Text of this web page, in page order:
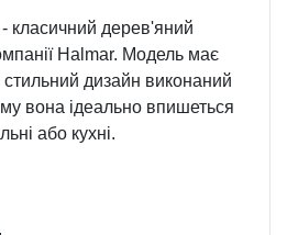
класичний дерев'яний
Halmar. Модель має
дизайн виконаний
вона ідеально впишеться
або кухні.